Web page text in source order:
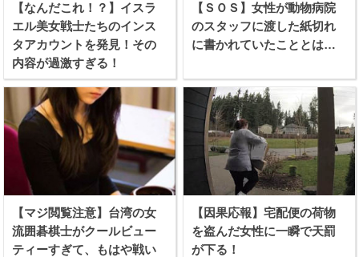
【なんだこれ！？】イスラ
エル美女戦士たちのインス
タアカウントを発見！その
内容が過激すぎる！
【ＳＯＳ】女性が動物病院
のスタッフに渡した紙切れ
に書かれていたこととは…
【マジ閲覧注意】台湾の女
流囲碁棋士がクールビュー
ティーすぎて、もはや戦い
【因果応報】宅配便の荷物
を盗んだ女性に一瞬で天罰
が下る！